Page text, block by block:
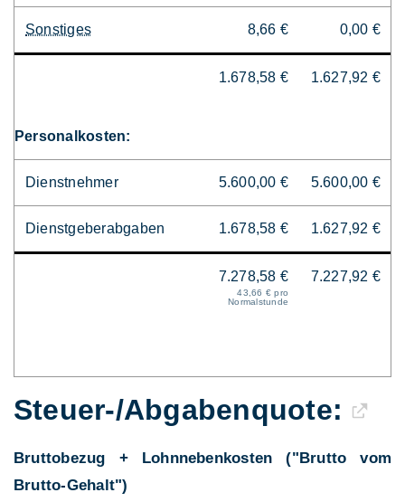
Sonstiges 8,66 € 0,00 €
1.678,58 € 1.627,92 €
Personalkosten:
Dienstnehmer 5.600,00 € 5.600,00 €
Dienstgeberabgaben 1.678,58 € 1.627,92 €
7.278,58 €
43,66 € pro
Normalstunde
7.227,92 €
Steuer-/Abgaben­quote:
Bruttobezug + Lohnnebenkosten ("Brutto vom
Brutto-Gehalt")